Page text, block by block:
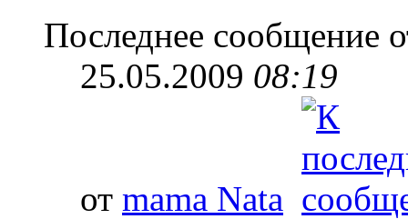
Последнее сообщение
25.05.2009 08:19
от mama Nata